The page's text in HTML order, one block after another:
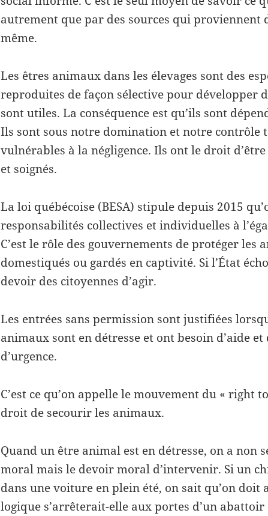
autrement que par des sources qui proviennent
même.
Les êtres animaux dans les élevages sont des
reproduites de façon sélective pour développer
sont utiles. La conséquence est qu’ils sont
Ils sont sous notre domination et notre contrôle
vulnérables à la négligence. Ils ont le droit
et soignés.
La loi québécoise (BESA) stipule depuis 2015
responsabilités collectives et individuelles à
C’est le rôle des gouvernements de protéger les
domestiqués ou gardés en captivité. Si l’État
devoir des citoyennes d’agir.
Les entrées sans permission sont justifiées
animaux sont en détresse et ont besoin d’aide
d’urgence.
C’est ce qu’on appelle le mouvement du « right
droit de secourir les animaux.
Quand un être animal est en détresse, on a non
moral mais le devoir moral d’intervenir. Si un
dans une voiture en plein été, on sait qu’on doit
logique s’arrêterait-elle aux portes d’un abattoir